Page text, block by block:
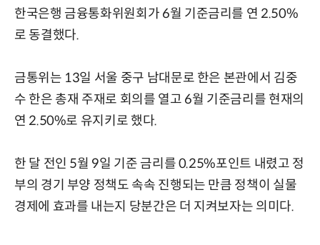
한국은행 금융통화위원회가 6월 기준금리를 연 2.50%
로 동결했다.
금통위는 13일 서울 중구 남대문로 한은 본관에서 김중
수 한은 총재 주재로 회의를 열고 6월 기준금리를 현재의
연 2.50%로 유지키로 했다.
한 달 전인 5월 9일 기준 금리를 0.25%포인트 내렸고 정
부의 경기 부양 정책도 속속 진행되는 만큼 정책이 실물
경제에 효과를 내는지 당분간은 더 지켜보자는 의미다.